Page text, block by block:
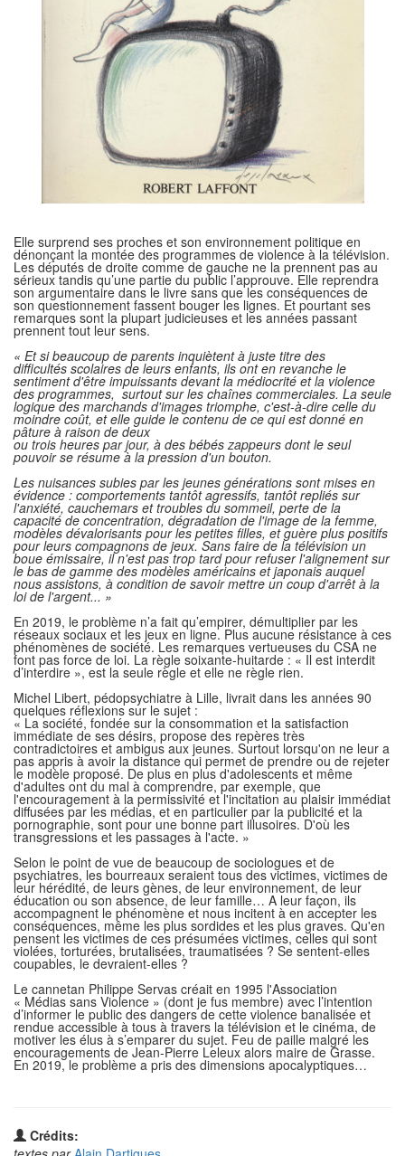
Elle surprend ses proches et son environnement politique en
dénonçant la montée des programmes de violence à la télévision.
Les députés de droite comme de gauche ne la prennent pas au
sérieux tandis qu’une partie du public l’approuve. Elle reprendra
son argumentaire dans le livre sans que les conséquences de
son questionnement fassent bouger les lignes. Et pourtant ses
remarques sont la plupart judicieuses et les années passant
prennent tout leur sens.
« Et si beaucoup de parents inquiètent à juste titre des
difficultés scolaires de leurs enfants, ils ont en revanche le
sentiment d'être impuissants devant la médiocrité et la violence
des programmes, surtout sur les chaînes commerciales. La seule
logique des marchands d'images triomphe, c'est-à-dire celle du
moindre coût, et elle guide le contenu de ce qui est donné en
pâture à raison de deux
ou trois heures par jour, à des bébés zappeurs dont le seul
pouvoir se résume à la pression d'un bouton.
Les nuisances subies par les jeunes générations sont mises en
évidence : comportements tantôt agressifs, tantôt repliés sur
l'anxiété, cauchemars ettroubles du sommeil, perte de la
capacité de concentration, dégradation de l'image de la femme,
modèles dévalorisants pour les petites filles, et guère plus positifs
pour leurs compagnons de jeux. Sans faire de la télévision un
boue émissaire, il n'est pas trop tard pour refuserl'alignement sur
le bas de gamme des modèles américains et japonais auquel
nous assistons, à condition de savoir mettre un coup d'arrêt à la
loi de l'argent... »
En 2019, le problème n’a fait qu’empirer, démultiplier par les
réseaux sociaux et les jeux en ligne. Plus aucune résistance à ces
phénomènes de société. Les remarques vertueuses du CSA ne
font pas force de loi. La règle soixante-huitarde : « Il est interdit
d’interdire », est la seule règle et elle ne règle rien.
Michel Libert, pédopsychiatre à Lille, livrait dans les années 90
quelques réflexions sur le sujet :
« La société, fondée sur la consommation et la satisfaction
immédiate de ses désirs, propose des repères très
contradictoires et ambigus aux jeunes. Surtout lorsqu'on ne leur a
pas appris à avoir la distance qui permet de prendre ou de rejeter
le modèle proposé. De plus en plus d'adolescents et même
d'adultes ont du mal à comprendre, par exemple, que
l'encouragement à la permissivité et l'incitation au plaisir immédiat
diffusées par les médias, et en particulier par la publicité et la
pornographie, sont pour une bonne part illusoires. D'où les
transgressions et les passages à l'acte. »
Selon le point de vue de beaucoup de sociologues et de
psychiatres, les bourreaux seraient tous des victimes, victimes de
leur hérédité, de leurs gènes, de leur environnement, de leur
éducation ou son absence, de leur famille… A leur façon, ils
accompagnent le phénomène et nous incitent à en accepter les
conséquences, même les plus sordides et les plus graves. Qu'en
pensent les victimes de ces présumées victimes, celles qui sont
violées, torturées, brutalisées, traumatisées ? Se sentent-elles
coupables, le devraient-elles ?
Le cannetan Philippe Servas créait en 1995 l'Association
« Médias sans Violence » (dont je fus membre) avec l’intention
d’informer le public des dangers de cette violence banalisée et
rendue accessible à tous à travers la télévision et le cinéma, de
motiver les élus à s’emparer du sujet. Feu de paille malgré les
encouragements de Jean-Pierre Leleux alors maire de Grasse.
En 2019, le problème a pris des dimensions apocalyptiques…
Crédits: